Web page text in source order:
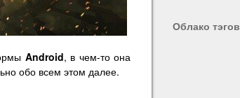
Android, в чем-то она
обо всем этом далее.
Облако тэгов